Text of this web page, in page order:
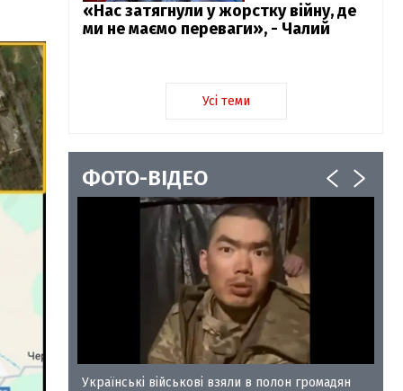
«Нас затягнули у жорстку війну, де
ми не маємо переваги», - Чалий
Усі теми
ФОТО-ВІДЕО
35
Українські військові взяли в полон громадян